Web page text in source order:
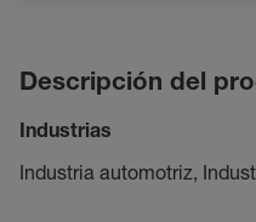
Descripción del
Industrias
Industria automotriz,